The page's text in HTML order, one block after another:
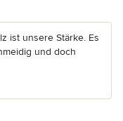
ist unsere Stärke. Es
und doch